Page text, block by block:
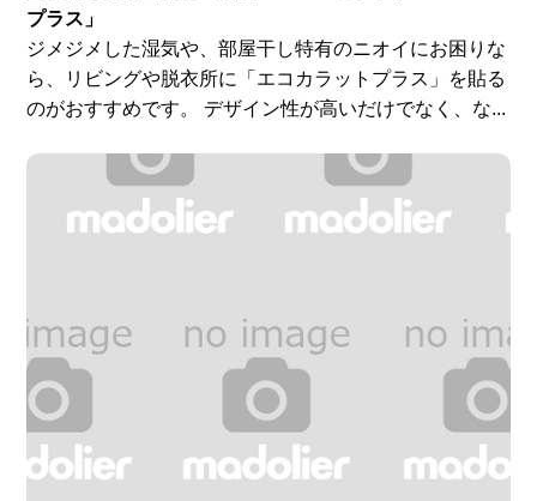
プラス」
ジメジメした湿気や、部屋干し特有のニオイにお困りな
ら、リビングや脱衣所に「エコカラットプラス」を貼る
のがおすすめです。 デザイン性が高いだけでなく、な...